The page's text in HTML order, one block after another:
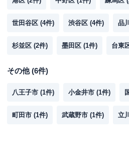
世田谷区 (4件) 渋谷区 (4件) 品
杉並区 (2件) 墨田区 (1件) 台東
その他(6件)
八王子市 (1件) 小金井市 (1件)
町田市 (1件) 武蔵野市 (1件) 立